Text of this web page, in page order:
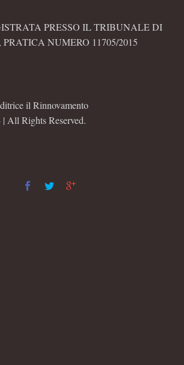
PRESSO IL TRIBUNALE DI
NUMERO 11705/2015
il Rinnovamento
All Rights Reserved.